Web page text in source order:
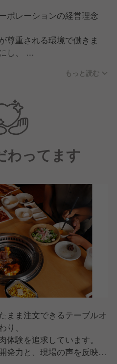
ポレーションの経営理念
尊重される環境で働きま
し、
店舗づくりを追求する職場
もっと読む
わってます
まま注文できるテーブルオ
り、
体験を追求しています。
発力と、現場の声を反映す